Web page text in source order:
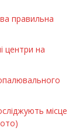
правильна
центри на
місце